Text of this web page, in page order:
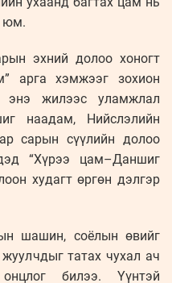
юм.
эхний долоо хоногт
арга хэмжээг зохион
энэ жилээс уламжлал
наадам, Нийслэлийн
сарын сүүлийн долоо
“Хүрээ цам–Даншиг
худагт өргөн дэлгэр
шашин, соёлын өвийг
татах чухал ач
билээ. Үүнтэй